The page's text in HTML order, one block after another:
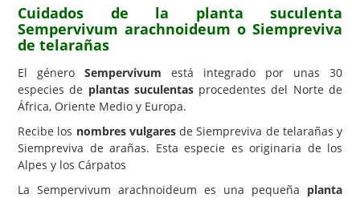
Hemisferio Sur
Enfermedades
Animales
Hongos
Carencias
Fotos
Flores y Plantas
Cuidados de la planta suculenta
Sempervivum arachnoideum o Siempreviva
de telarañas
El género Sempervivum está integrado por unas 30
especies de plantas suculentasprocedentes del Norte de
África, Oriente Medio y Europa.
Recibe los nombres vulgaresde Siempreviva de telarañas y
Siempreviva de arañas. Esta especie es originaria de los
Alpes y los Cárpatos
La Sempervivum arachnoideum es una pequeña planta